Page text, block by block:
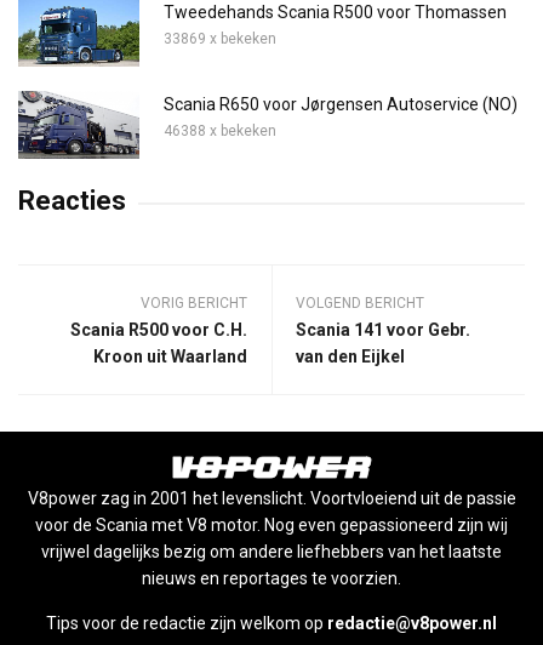
Tweedehands Scania R500 voor Thomassen
33869 x bekeken
Scania R650 voor Jørgensen Autoservice (NO)
46388 x bekeken
Reacties
VORIG BERICHT
Scania R500 voor C.H.
Kroon uit Waarland
VOLGEND BERICHT
Scania 141 voor Gebr.
van den Eijkel
V8power zag in 2001 het levenslicht. Voortvloeiend uit de passie
voor de Scania met V8 motor. Nog even gepassioneerd zijn wij
vrijwel dagelijks bezig om andere liefhebbers van het laatste
nieuws en reportages te voorzien.
Tips voor de redactie zijn welkom op redactie@v8power.nl